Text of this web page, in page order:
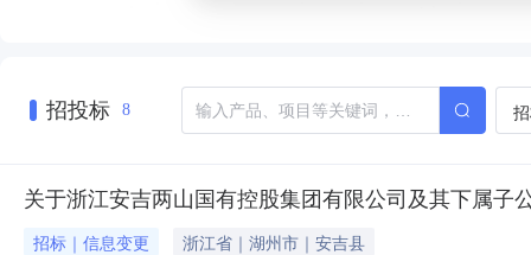
招投标 8
关于浙江安吉两山国有控股集团有限公司及其下属
招标｜信息变更
浙江省｜湖州市｜安吉县